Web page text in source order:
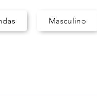
V
Masculino